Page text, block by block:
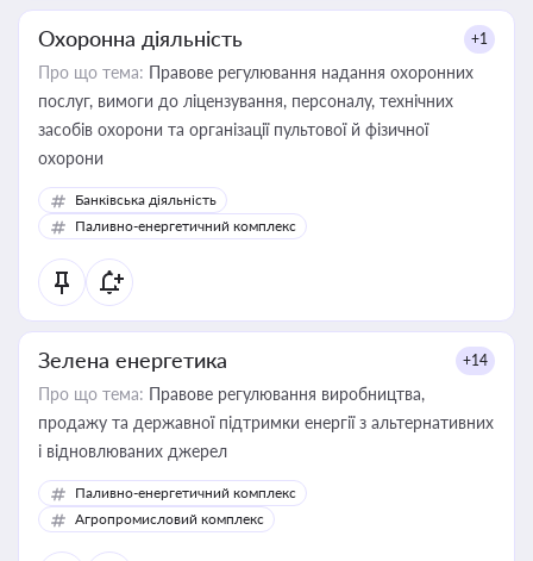
Охоронна діяльність +1
Про що тема: Правове регулювання надання охоронних
послуг, вимоги до ліцензування, персоналу, технічних
засобів охорони та організації пультової й фізичної
охорони
Банківська діяльність
Паливно-енергетичний комплекс
Зелена енергетика +14
Про що тема: Правове регулювання виробництва,
продажу та державної підтримки енергії з альтернативних
і відновлюваних джерел
Паливно-енергетичний комплекс
Агропромисловий комплекс